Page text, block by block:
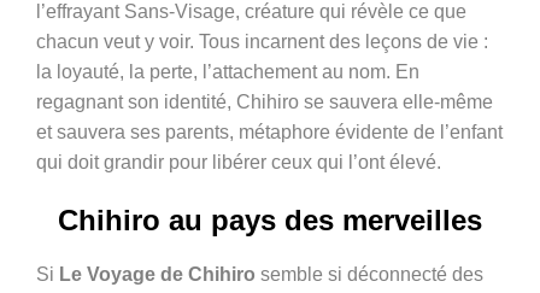
l’effrayant Sans-Visage, créature qui révèle ce que
chacun veut y voir. Tous incarnent des leçons de vie :
la loyauté, la perte, l’attachement au nom. En
regagnant son identité, Chihiro se sauvera elle-même
et sauvera ses parents, métaphore évidente de l’enfant
qui doit grandir pour libérer ceux qui l’ont élevé.
Chihiro au pays des merveilles
Si Le Voyage de Chihiro semble si déconnecté des